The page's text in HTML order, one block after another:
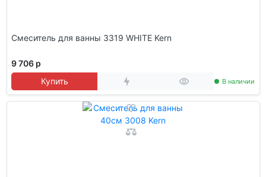
Смеситель для ванны 3319 WHITE Kern
9 706 р
Купить
В наличии